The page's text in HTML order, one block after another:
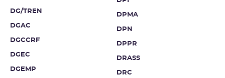
DG/TREN
DGAC
DGCCRF
DGEC
DGEMP
DPMA
DPN
DPPR
DRASS
DRC